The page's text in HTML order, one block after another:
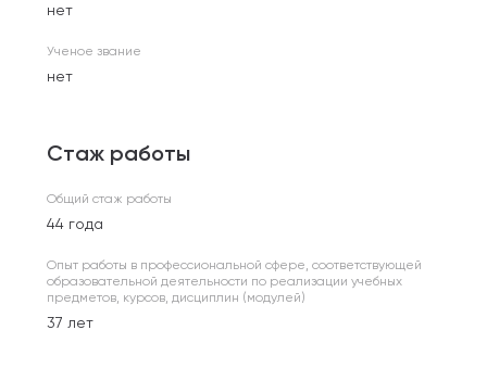
нет
Ученое звание
нет
Стаж работы
Общий стаж работы
44 года
Опыт работы в профессиональной сфере, соответствующей
образовательной деятельности по реализации учебных
предметов, курсов, дисциплин (модулей)
37 лет